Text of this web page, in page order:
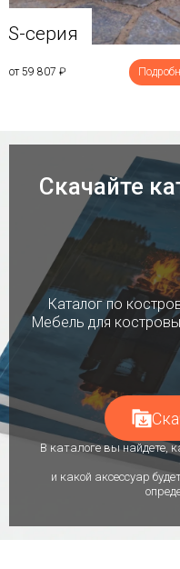
S-серия
от 59 807 ₽
Скачайте
Каталог по
Мебель для
В каталоге вы найдете,
и какой аксессуар